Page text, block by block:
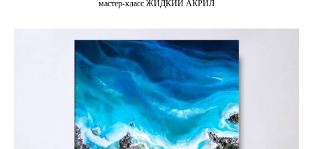
мастер-класс ЖИДКИЙ АКРИЛ